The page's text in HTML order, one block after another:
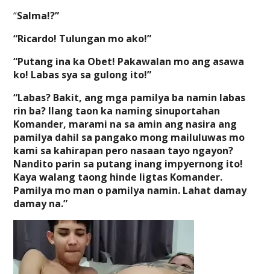
“Salma!?”
“Ricardo! Tulungan mo ako!”
“Putang ina ka Obet! Pakawalan mo ang asawa
ko! Labas sya sa gulong ito!”
“Labas? Bakit, ang mga pamilya ba namin labas
rin ba? Ilang taon ka naming sinuportahan
Komander, marami na sa amin ang nasira ang
pamilya dahil sa pangako mong mailuluwas mo
kami sa kahirapan pero nasaan tayo ngayon?
Nandito parin sa putang inang impyernong ito!
Kaya walang taong hinde ligtas Komander.
Pamilya mo man o pamilya namin. Lahat damay
damay na.”